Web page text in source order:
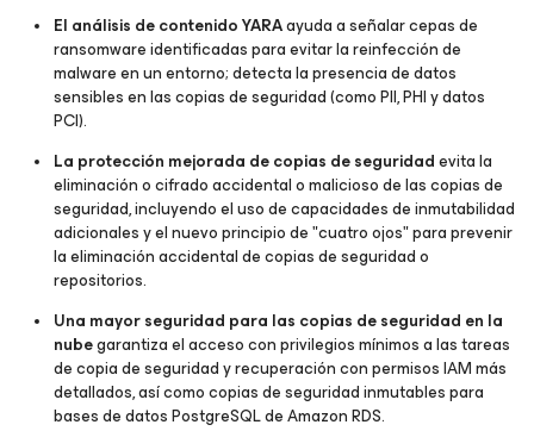
El análisis de contenido YARAayuda a señalar cepas de
ransomware identificadas para evitar la reinfección de
malware en un entorno; detecta la presencia de datos
sensibles en las copias de seguridad (como PII, PHI y datos
PCI).
La protección mejorada de copias de seguridadevita la
eliminación o cifrado accidental o malicioso de las copias de
seguridad, incluyendo el uso de capacidades de inmutabilidad
adicionales y el nuevo principio de "cuatro ojos" para prevenir
la eliminación accidental de copias de seguridad o
repositorios.
Una mayor seguridad para las copias de seguridad en la
nubegarantiza el acceso con privilegios mínimos a las tareas
de copia de seguridad y recuperación con permisos IAM más
detallados, así como copias de seguridad inmutables para
bases de datos PostgreSQL de Amazon RDS.